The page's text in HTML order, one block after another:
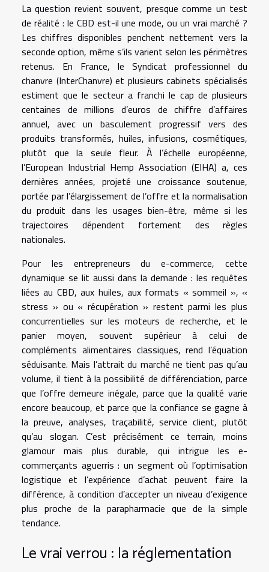
La question revient souvent, presque comme un test
de réalité : le CBD est-il une mode, ou un vrai marché ?
Les chiffres disponibles penchent nettement vers la
seconde option, même s’ils varient selon les périmètres
retenus. En France, le Syndicat professionnel du
chanvre (InterChanvre) et plusieurs cabinets spécialisés
estiment que le secteur a franchi le cap de plusieurs
centaines de millions d’euros de chiffre d’affaires
annuel, avec un basculement progressif vers des
produits transformés, huiles, infusions, cosmétiques,
plutôt que la seule fleur. À l’échelle européenne,
l’European Industrial Hemp Association (EIHA) a, ces
dernières années, projeté une croissance soutenue,
portée par l’élargissement de l’offre et la normalisation
du produit dans les usages bien-être, même si les
trajectoires dépendent fortement des règles
nationales.
Pour les entrepreneurs du e-commerce, cette
dynamique se lit aussi dans la demande : les requêtes
liées au CBD, aux huiles, aux formats « sommeil », «
stress » ou « récupération » restent parmi les plus
concurrentielles sur les moteurs de recherche, et le
panier moyen, souvent supérieur à celui de
compléments alimentaires classiques, rend l’équation
séduisante. Mais l’attrait du marché ne tient pas qu’au
volume, il tient à la possibilité de différenciation, parce
que l’offre demeure inégale, parce que la qualité varie
encore beaucoup, et parce que la confiance se gagne à
la preuve, analyses, traçabilité, service client, plutôt
qu’au slogan. C’est précisément ce terrain, moins
glamour mais plus durable, qui intrigue les e-
commerçants aguerris : un segment où l’optimisation
logistique et l’expérience d’achat peuvent faire la
différence, à condition d’accepter un niveau d’exigence
plus proche de la parapharmacie que de la simple
tendance.
Le vrai verrou : la réglementation